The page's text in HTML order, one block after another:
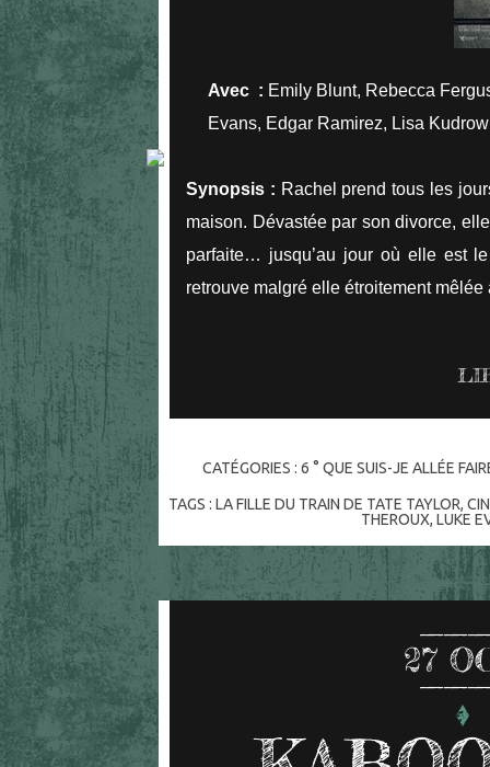
Avec : Emily Blunt, Rebecca
Evans, Edgar Ramirez, Lisa Kudrow
Synopsis : Rachel prend tous les
maison. Dévastée par son divorce,
parfaite… jusqu’au jour où elle est
retrouve malgré elle étroitement
CATÉGORIES :6 ° QUE SUIS-JE ALLÉE
TAGS :LA FILLE DU TRAIN DE TATE TAYLOR,
THEROUX, LUKE
27